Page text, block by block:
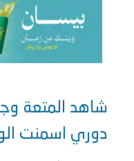
شاهد المتعة
دوري اسمنت